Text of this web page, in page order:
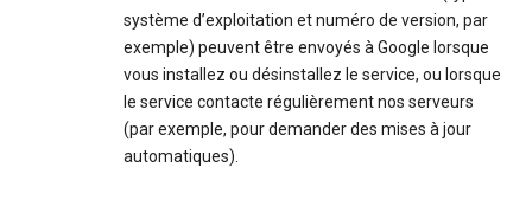
système d’exploitation et numéro de version, par
exemple) peuvent être envoyés à Google lorsque
vous installez ou désinstallez le service, ou lorsque
le service contacte régulièrement nos serveurs
(par exemple, pour demander des mises à jour
automatiques).